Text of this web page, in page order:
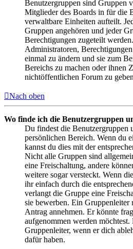
Benutzergruppen sind Gruppen
Mitglieder des Boards in für die
verwaltbare Einheiten aufteilt.
Gruppen angehören und jeder
Berechtigungen zugeteilt
Administratoren,
einmal zu ändern und sie zum
Bereichs zu machen oder ihnen
nichtöffentlichen Forum zu
Nach oben
Wo finde ich die Benutzergruppen
Du findest die Benutzergruppen
persönlichen Bereich. Wenn du
kannst du dies mit der
Nicht alle Gruppen sind
eine Freischaltung, andere
weitere sogar versteckt. Wenn
ihr einfach durch die
verlangt die Gruppe eine
sie bewerben. Ein Gruppenleiter
Antrag annehmen. Er könnte
aufgenommen werden
Gruppenleiter, wenn er dich
dafür haben.